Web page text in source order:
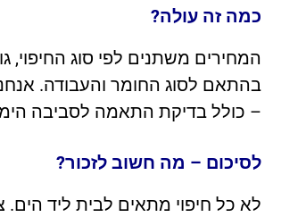
כמה זה עולה?
בהתאם לסוג החומר והעבודה.
– כולל בדיקת התאמה לסביבה
לסיכום – מה חשוב לזכור?
לא כל חיפוי מתאים לבית ליד